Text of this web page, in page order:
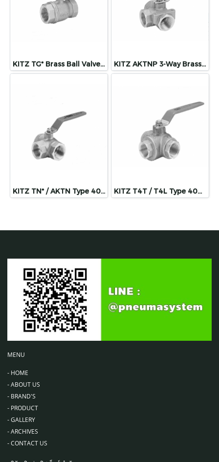
KITZ TG* Brass Ball Valves, Designed for Gas Service (Standard Bore) KITZ AKTNP 3-Way Brass Ball Valves, with Mounting Pad (Standard Bore)
KITZ TN* / AKTN Type 400 Brass Ball Valves (Standard Bore) KITZ T4T / T4L Type 400 Brass Ball Valves (Standard Bore)
MENU
- HOME
-ABOUT US
- BRAND'S
- PRODUCT
-GALLERY
-ARCHIVES
-CONTACT US